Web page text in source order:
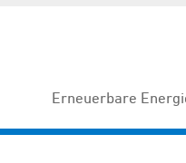
Erneuerbare